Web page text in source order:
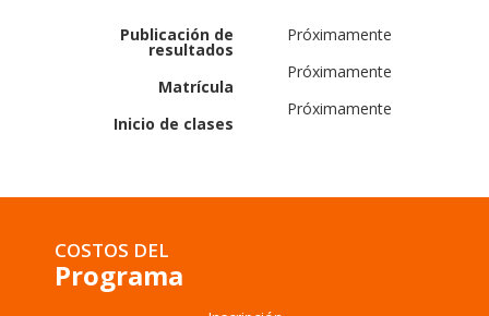
Publicación de
resultados
Matrícula
Inicio de clases
Próximamente
Próximamente
Próximamente
COSTOS DEL
Programa